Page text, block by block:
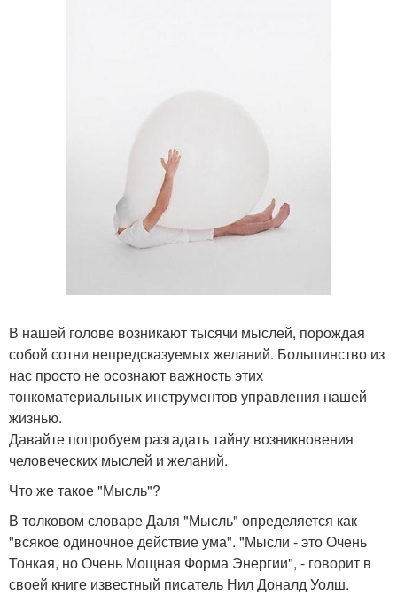
В нашей голове возникают тысячи мыслей, порождая
собой сотни непредсказуемых желаний. Большинство из
нас просто не осознают важность этих
тонкоматериальных инструментов управления нашей
жизнью.
Давайте попробуем разгадать тайну возникновения
человеческих мыслей и желаний.
Что же такое "Мысль"?
В толковом словаре Даля "Мысль" определяется как
"всякое одиночное действие ума". "Мысли - это Очень
Тонкая, но Очень Мощная Форма Энергии", - говорит в
своей книге известный писатель Нил Доналд Уолш.